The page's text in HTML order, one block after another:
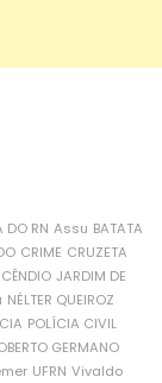
DO RN Assu BATATA
CRIME CRUZETA
JARDIM DE
NÉLTER QUEIROZ
POLÍCIA CIVIL
GERMANO
UFRN Vivaldo